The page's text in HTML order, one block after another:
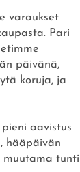
varaukset
Pari
päivänä,
koruja, ja
aavistus
hääpäivän
muutama tunti